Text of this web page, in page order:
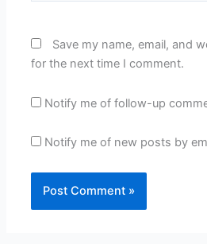
Save my name, email, and
for the next time I comment.
Notify me of follow-up
Notify me of new posts by